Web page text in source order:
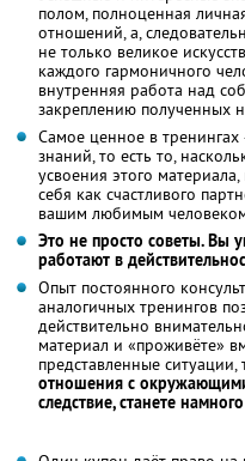
полом, полноценная
отношений, а,
не только великое
каждого гармоничного
внутренняя работа над
закреплению полученных
Самое ценное в тренингах
знаний, то есть то,
усвоения этого
себя как счастливого
вашим любимым
Это не просто советы. Вы
работают в
Опыт постоянного
аналогичных тренингов
действительно
материал и «проживёте»
представленные ситуации,
отношения с
следствие, станете